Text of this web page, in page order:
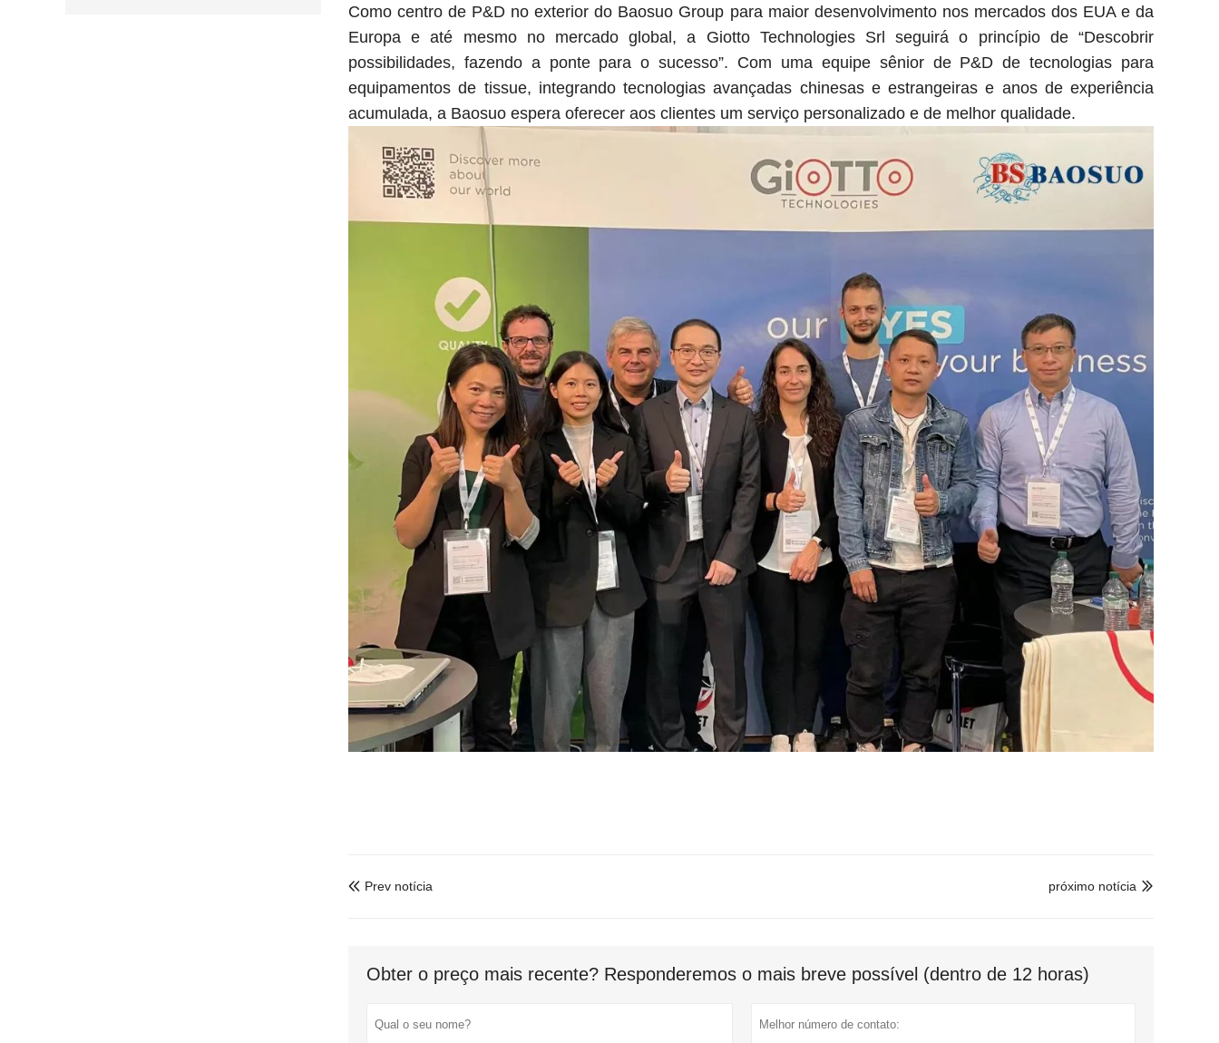
Como centro de P&D no exterior do Baosuo Group para maior desenvolvimento nos mercados dos EUA e da
Europa e até mesmo no mercado global, a Giotto Technologies Srl seguirá o princípio de “Descobrir
possibilidades, fazendo a ponte para o sucesso”. Com uma equipe sênior de P&D de tecnologias para
equipamentos de tissue, integrando tecnologias avançadas chinesas e estrangeiras e anos de experiência
acumulada, a Baosuo espera oferecer aos clientes um serviço personalizado e de melhor qualidade.
 Prev notícia 
próximo notícia
Obter o preço mais recente? Responderemos o mais breve possível (dentro de 12 horas)